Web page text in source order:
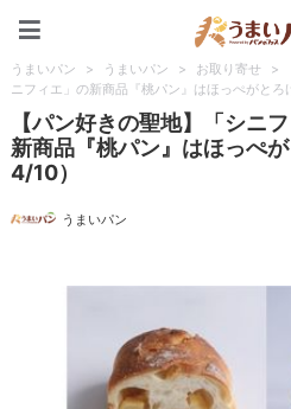
うまいパン > うまいパン > お取り寄せ >
ニフィエ」の新商品『桃パン』はほっぺがとろ
【パン好きの聖地】「シニ
新商品『桃パン』はほっぺ
4/10）
うまいパン